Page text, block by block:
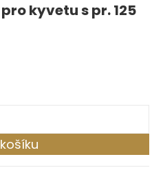
kyvetu s pr. 125